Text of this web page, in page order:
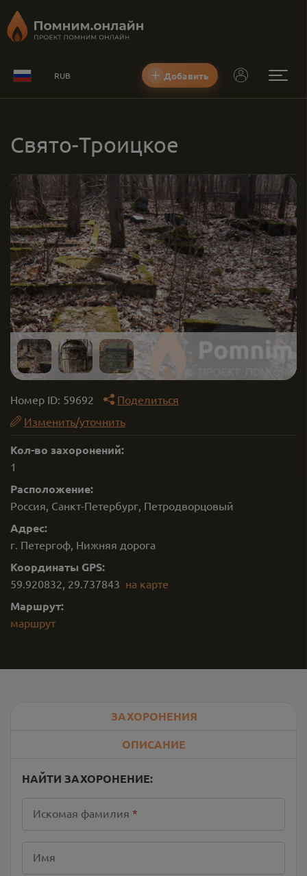
RUB Добавить
Свято-Троицкое
Номер ID: 59692
Поделиться
Изменить/уточнить
Кол-во захоронений:
1
Расположение:
Россия, Санкт-Петербург, Петродворцовый
Адрес:
г. Петергоф, Нижняя дорога
Координаты GPS:
59.920832, 29.737843 на карте
Маршрут:
маршрут
ЗАХОРОНЕНИЯ
ОПИСАНИЕ
НАЙТИ ЗАХОРОНЕНИЕ:
Искомая фамилия *
Имя